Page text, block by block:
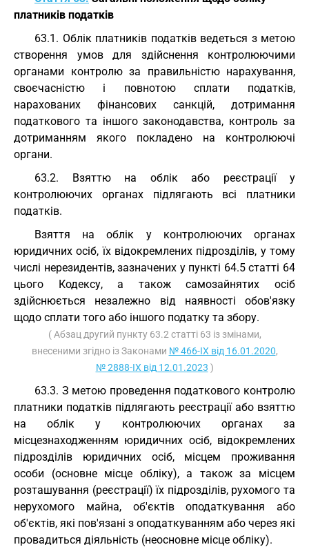
платників податків
63.1. Облік платників податків ведеться з метою
створення умов для здійснення контролюючими
органами контролю за правильністю нарахування,
своєчасністю і повнотою сплати податків,
нарахованих фінансових санкцій, дотримання
податкового та іншого законодавства, контроль за
дотриманням якого покладено на контролюючі
органи.
63.2. Взяттю на облік або реєстрації у
контролюючих органах підлягають всі платники
податків.
Взяття на облік у контролюючих органах
юридичних осіб, їх відокремлених підрозділів, у тому
числі нерезидентів, зазначених у пункті 64.5 статті 64
цього Кодексу, а також самозайнятих осіб
здійснюється незалежно від наявності обов'язку
щодо сплати того або іншого податку та збору.
( Абзац другий пункту 63.2 статті 63 із змінами,
внесеними згідно із Законами № 466-IX від 16.01.2020,
№ 2888-IX від 12.01.2023 )
63.3. З метою проведення податкового контролю
платники податків підлягають реєстрації або взяттю
на облік у контролюючих органах за
місцезнаходженням юридичних осіб, відокремлених
підрозділів юридичних осіб, місцем проживання
особи (основне місце обліку), а також за місцем
розташування (реєстрації) їх підрозділів, рухомого та
нерухомого майна, об'єктів оподаткування або
об'єктів, які пов'язані з оподаткуванням або через які
провадиться діяльність (неосновне місце обліку).